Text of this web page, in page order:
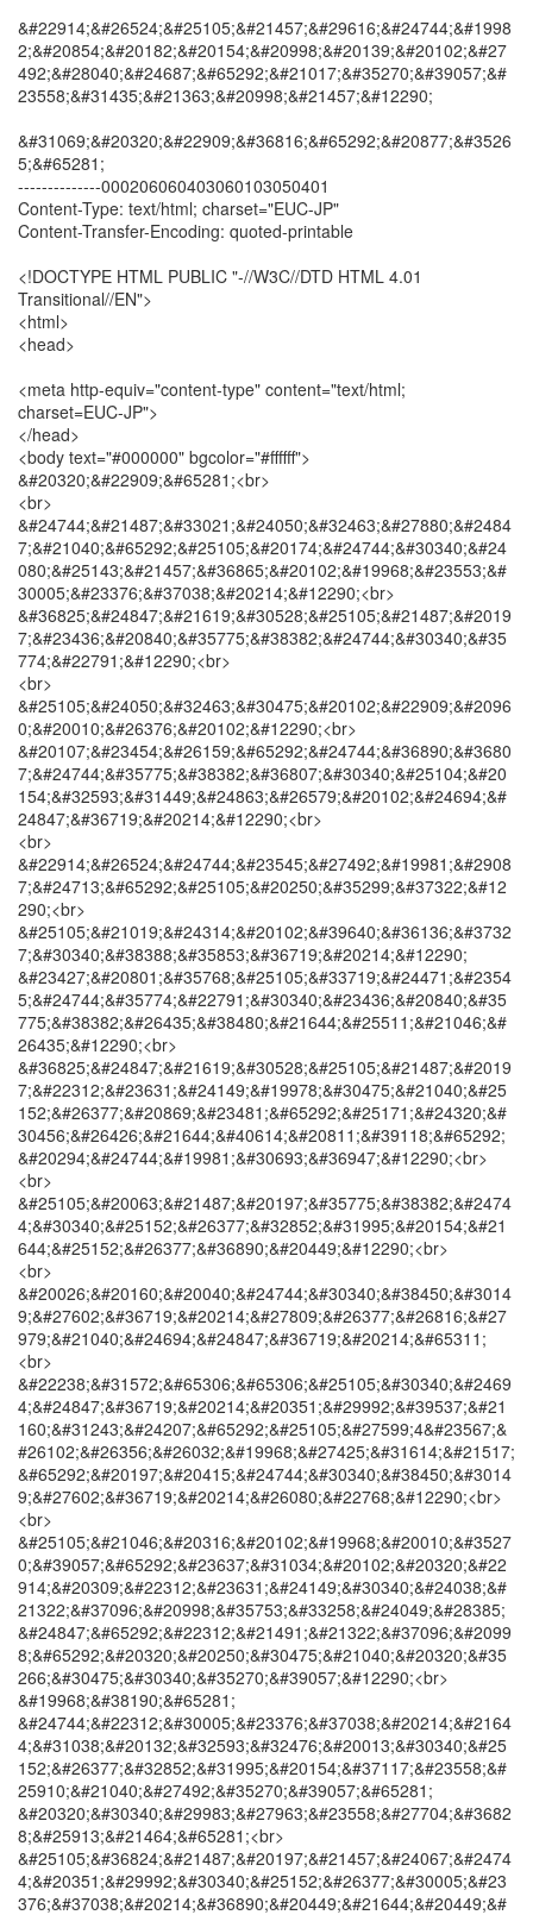
&#22914;&#26524;&#25105;&#21457;&#29616;&#24744;&#1998
2;&#20854;&#20182;&#20154;&#20998;&#20139;&#20102;&#27
492;&#28040;&#24687;&#65292;&#21017;&#35270;&#39057;&#
23558;&#31435;&#21363;&#20998;&#21457;&#12290;
&#31069;&#20320;&#22909;&#36816;&#65292;&#20877;&#3526
5;&#65281;
--------------000206060403060103050401
Content-Type: text/html; charset="EUC-JP"
Content-Transfer-Encoding: quoted-printable
<!DOCTYPE HTML PUBLIC "-//W3C//DTD HTML 4.01
Transitional//EN">
<html>
<head>
<meta http-equiv="content-type" content="text/html;
charset=EUC-JP">
</head>
<body text="#000000" bgcolor="#ffffff">
&#20320;&#22909;&#65281;<br>
<br>
&#24744;&#21487;&#33021;&#24050;&#32463;&#27880;&#2484
7;&#21040;&#65292;&#25105;&#20174;&#24744;&#30340;&#24
080;&#25143;&#21457;&#36865;&#20102;&#19968;&#23553;&#
30005;&#23376;&#37038;&#20214;&#12290;<br>
&#36825;&#24847;&#21619;&#30528;&#25105;&#21487;&#2019
7;&#23436;&#20840;&#35775;&#38382;&#24744;&#30340;&#35
774;&#22791;&#12290;<br>
<br>
&#25105;&#24050;&#32463;&#30475;&#20102;&#22909;&#2096
0;&#20010;&#26376;&#20102;&#12290;<br>
&#20107;&#23454;&#26159;&#65292;&#24744;&#36890;&#3680
7;&#24744;&#35775;&#38382;&#36807;&#30340;&#25104;&#20
154;&#32593;&#31449;&#24863;&#26579;&#20102;&#24694;&#
24847;&#36719;&#20214;&#12290;<br>
<br>
&#22914;&#26524;&#24744;&#23545;&#27492;&#19981;&#2908
7;&#24713;&#65292;&#25105;&#20250;&#35299;&#37322;&#12
290;<br>
&#25105;&#21019;&#24314;&#20102;&#39640;&#36136;&#3732
7;&#30340;&#38388;&#35853;&#36719;&#20214;&#12290;
&#23427;&#20801;&#35768;&#25105;&#33719;&#24471;&#2354
5;&#24744;&#35774;&#22791;&#30340;&#23436;&#20840;&#35
775;&#38382;&#26435;&#38480;&#21644;&#25511;&#21046;&#
26435;&#12290;<br>
&#36825;&#24847;&#21619;&#30528;&#25105;&#21487;&#2019
7;&#22312;&#23631;&#24149;&#19978;&#30475;&#21040;&#25
152;&#26377;&#20869;&#23481;&#65292;&#25171;&#24320;&#
30456;&#26426;&#21644;&#40614;&#20811;&#39118;&#65292;
&#20294;&#24744;&#19981;&#30693;&#36947;&#12290;<br>
<br>
&#25105;&#20063;&#21487;&#20197;&#35775;&#38382;&#2474
4;&#30340;&#25152;&#26377;&#32852;&#31995;&#20154;&#21
644;&#25152;&#26377;&#36890;&#20449;&#12290;<br>
<br>
&#20026;&#20160;&#20040;&#24744;&#30340;&#38450;&#3014
9;&#27602;&#36719;&#20214;&#27809;&#26377;&#26816;&#27
979;&#21040;&#24694;&#24847;&#36719;&#20214;&#65311;
<br>
&#22238;&#31572;&#65306;&#65306;&#25105;&#30340;&#2469
4;&#24847;&#36719;&#20214;&#20351;&#29992;&#39537;&#21
160;&#31243;&#24207;&#65292;&#25105;&#27599;4&#23567;&
#26102;&#26356;&#26032;&#19968;&#27425;&#31614;&#21517;
&#65292;&#20197;&#20415;&#24744;&#30340;&#38450;&#3014
9;&#27602;&#36719;&#20214;&#26080;&#22768;&#12290;<br>
<br>
&#25105;&#21046;&#20316;&#20102;&#19968;&#20010;&#3527
0;&#39057;&#65292;&#23637;&#31034;&#20102;&#20320;&#22
914;&#20309;&#22312;&#23631;&#24149;&#30340;&#24038;&#
21322;&#37096;&#20998;&#35753;&#33258;&#24049;&#28385;
&#24847;&#65292;&#22312;&#21491;&#21322;&#37096;&#2099
8;&#65292;&#20320;&#20250;&#30475;&#21040;&#20320;&#35
266;&#30475;&#30340;&#35270;&#39057;&#12290;<br>
&#19968;&#38190;&#65281;
&#24744;&#22312;&#30005;&#23376;&#37038;&#20214;&#2164
4;&#31038;&#20132;&#32593;&#32476;&#20013;&#30340;&#25
152;&#26377;&#32852;&#31995;&#20154;&#37117;&#23558;&#
25910;&#21040;&#27492;&#35270;&#39057;&#65281;
&#20320;&#30340;&#29983;&#27963;&#23558;&#27704;&#3682
8;&#25913;&#21464;&#65281;<br>
&#25105;&#36824;&#21487;&#20197;&#21457;&#24067;&#2474
4;&#20351;&#29992;&#30340;&#25152;&#26377;&#30005;&#23
376;&#37038;&#20214;&#36890;&#20449;&#21644;&#20449;&#